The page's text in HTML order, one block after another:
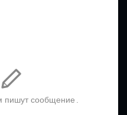
без выходных